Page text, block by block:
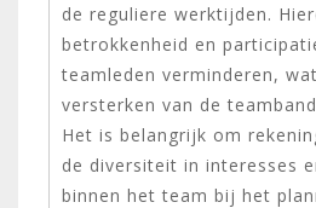
de reguliere werktijden.
betrokkenheid en
teamleden verminderen,
versterken van de
Het is belangrijk om
de diversiteit in interesses
binnen het team bij het